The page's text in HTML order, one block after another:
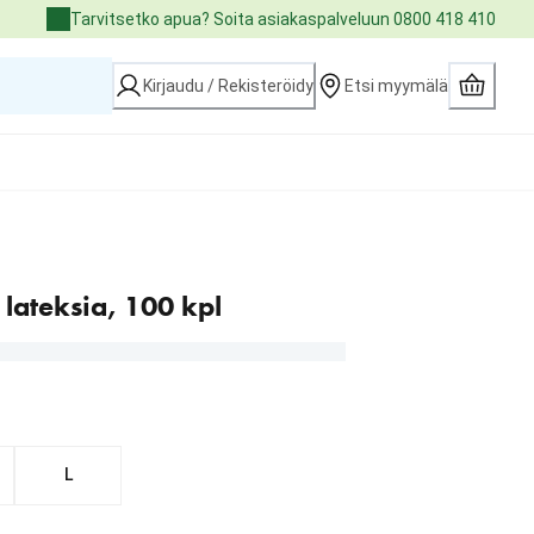
Tarvitsetko apua? Soita asiakaspalveluun 0800 418 410
Kirjaudu / Rekisteröidy Etsi myymälä
100 kpl
L